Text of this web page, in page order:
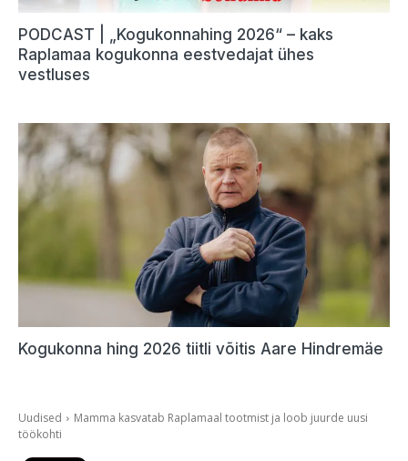
PODCAST | „Kogukonnahing 2026“ – kaks
Raplamaa kogukonna eestvedajat ühes
vestluses
Kogukonna hing 2026 tiitli võitis Aare Hindremäe